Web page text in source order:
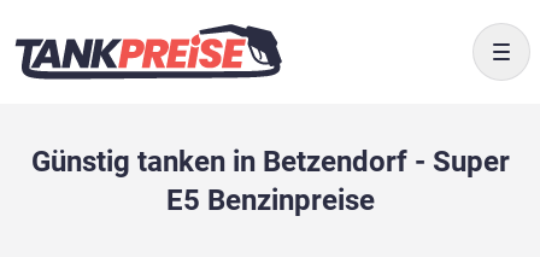
Günstig tanken in Betzendorf - Super
E5 Benzinpreise